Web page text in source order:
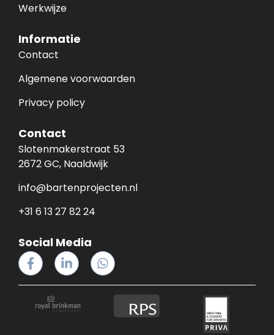
Werkwijze
Informatie
Contact
Algemene voorwaarden
Privacy policy
Contact
Slotenmakerstraat 53
2672 GC, Naaldwijk
info@bartenprojecten.nl
+31 6 13 27 82 24
Social Media